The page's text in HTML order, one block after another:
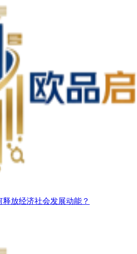
放经济社会发展动能？